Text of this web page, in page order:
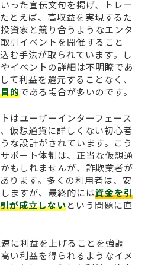
った宣伝文句を掲げ、トレー
とえば、高収益を実現するた
資家と競り合うようなエンタ
引イベントを開催すること
む手法が取られています。し
イベントの詳細は不明瞭であ
て利益を還元することなく、
的である場合が多いのです。
はユーザーインターフェース
仮想通貨に詳しくない初心者
な設計がされています。こう
ポート体制は、正当な仮想通
もしれませんが、詐欺業者が
ります。多くの利用者は、安
ますが、最終的には資金を引
が成立しないという問題に直
に利益を上げることを強調
い利益を得られるようなイメ